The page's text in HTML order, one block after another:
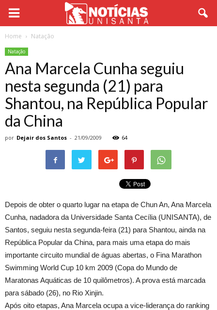
Home Natação
Natação
Ana Marcela Cunha seguiu
nesta segunda (21) para
Shantou, na República Popular
da China
por Dejair dos Santos - 21/09/2009 64
Depois de obter o quarto lugar na etapa de Chun An, Ana Marcela
Cunha, nadadora da Universidade Santa Cecília (UNISANTA), de
Santos, seguiu nesta segunda-feira (21) para Shantou, ainda na
República Popular da China, para mais uma etapa do mais
importante circuito mundial de águas abertas, o Fina Marathon
Swimming World Cup 10 km 2009 (Copa do Mundo de
Maratonas Aquáticas de 10 quilômetros). A prova está marcada
para sábado (26), no Rio Xinjin.
Após oito etapas, Ana Marcela ocupa a vice-liderança do ranking